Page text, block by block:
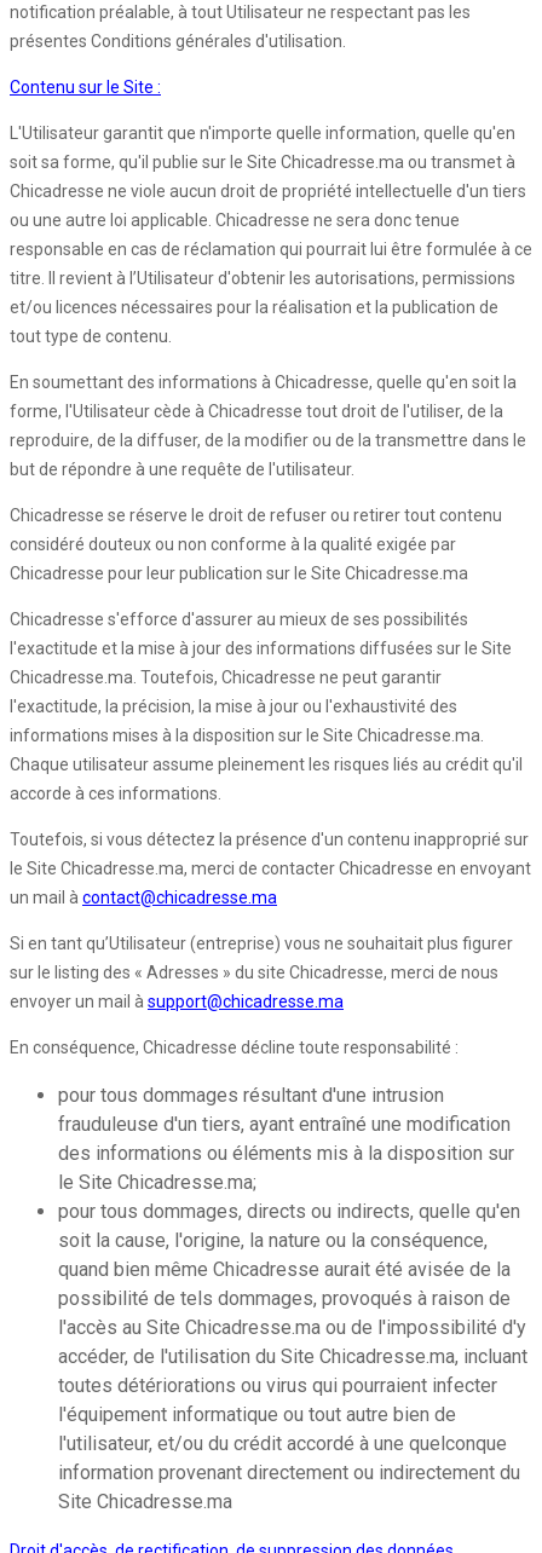
notification préalable, à tout Utilisateur ne respectant pas les
présentes Conditions générales d'utilisation.
Contenu sur le Site :
L'Utilisateur garantit que n'importe quelle information, quelle qu'en
soit sa forme, qu'il publie sur le Site Chicadresse.ma ou transmet à
Chicadresse ne viole aucun droit de propriété intellectuelle d'un tiers
ou une autre loi applicable. Chicadresse ne sera donc tenue
responsable en cas de réclamation qui pourrait lui être formulée à ce
titre. Il revient à l’Utilisateur d'obtenir les autorisations, permissions
et/ou licences nécessaires pour la réalisation et la publication de
tout type de contenu.
En soumettant des informations à Chicadresse, quelle qu'en soit la
forme, l'Utilisateur cède à Chicadresse tout droit de l'utiliser, de la
reproduire, de la diffuser, de la modifier ou de la transmettre dans le
but de répondre à une requête de l'utilisateur.
Chicadresse se réserve le droit de refuser ou retirer tout contenu
considéré douteux ou non conforme à la qualité exigée par
Chicadresse pour leur publication sur le Site Chicadresse.ma
Chicadresse s'efforce d'assurer au mieux de ses possibilités
l'exactitude et la mise à jour des informations diffusées sur le Site
Chicadresse.ma. Toutefois, Chicadresse ne peut garantir
l'exactitude, la précision, la mise à jour ou l'exhaustivité des
informations mises à la disposition sur le Site Chicadresse.ma.
Chaque utilisateur assume pleinement les risques liés au crédit qu'il
accorde à ces informations.
Toutefois, si vous détectez la présence d'un contenu inapproprié sur
le Site Chicadresse.ma, merci de contacter Chicadresse en envoyant
un mail àcontact@chicadresse.ma
Si en tant qu’Utilisateur (entreprise) vous ne souhaitait plus figurer
sur le listing des « Adresses » du site Chicadresse, merci de nous
envoyer un mail àsupport@chicadresse.ma
En conséquence, Chicadresse décline toute responsabilité :
pour tous dommages résultant d'une intrusion
frauduleuse d'un tiers, ayant entraîné une modification
des informations ou éléments mis à la disposition sur
le Site Chicadresse.ma;
pour tous dommages, directs ou indirects, quelle qu'en
soit la cause, l'origine, la nature ou la conséquence,
quand bien même Chicadresse aurait été avisée de la
possibilité de tels dommages, provoqués à raison de
l'accès au Site Chicadresse.ma ou de l'impossibilité d'y
accéder, de l'utilisation du Site Chicadresse.ma, incluant
toutes détériorations ou virus qui pourraient infecter
l'équipement informatique ou tout autre bien de
l'utilisateur, et/ou du crédit accordé à une quelconque
information provenant directement ou indirectement du
Site Chicadresse.ma